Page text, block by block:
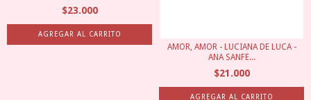
$23.000
AMOR, AMOR - LUCIANA DE LUCA -
ANA SANFE...
$21.000